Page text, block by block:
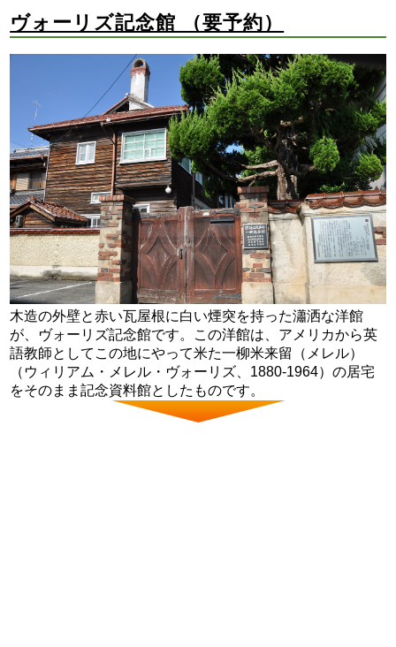
ヴォーリズ記念館 （要予約）
木造の外壁と赤い瓦屋根に白い煙突を持った瀟洒な洋館
が、ヴォーリズ記念館です。この洋館は、アメリカから英
語教師としてこの地にやって米た一柳米来留（メレル）
（ウィリアム・メレル・ヴォーリズ、1880-1964）の居宅
をそのまま記念資料館としたものです。